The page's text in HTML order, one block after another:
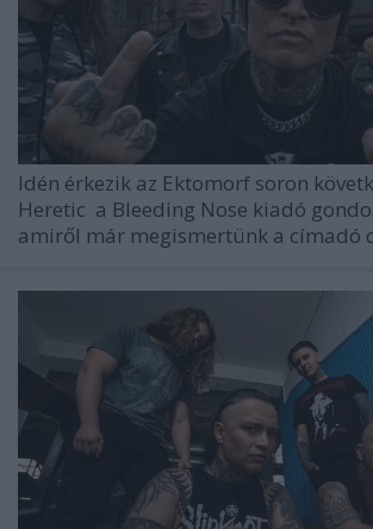
Idén érkezik az Ektomorf soron
Heretic a Bleeding Nose kiadó
amiről már megismertünk a címadó